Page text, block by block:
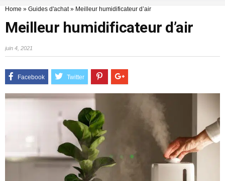
Home » Guides d'achat» Meilleur humidificateur d’air
Meilleur humidificateur d’air
juin 4, 2021